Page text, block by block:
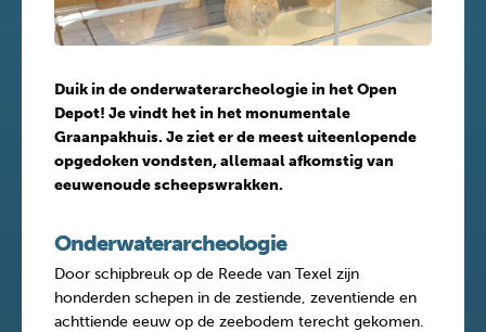
Duik in de onderwaterarcheologie in het Open
Depot! Je vindt het in het monumentale
Graanpakhuis. Je ziet er de meest uiteenlopende
opgedoken vondsten, allemaal afkomstig van
eeuwenoude scheepswrakken.
Onderwaterarcheologie
Door schipbreuk op de Reede van Texel zijn
honderden schepen in de zestiende, zeventiende en
achttiende eeuw op de zeebodem terecht gekomen.